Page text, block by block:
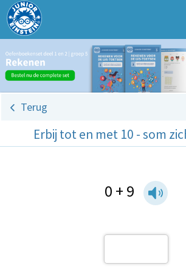
Terug
Erbij tot en met 10 - som
0 + 9